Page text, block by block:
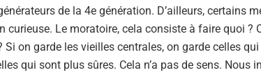
de la 4e génération. D’ailleurs, certains
Le moratoire, cela consiste à faire quoi ?
Si on garde les vieilles centrales, on garde celles
qui sont plus sûres. Cela n’a pas de sens. Nous